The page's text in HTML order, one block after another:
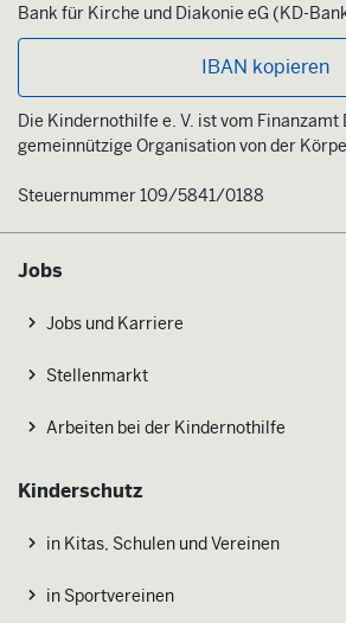
Bank für Kirche und Diakonie eG (KD-
IBAN kopieren
Die Kindernothilfe e. V. ist vom Finanzamt
gemeinnützige Organisation von der
Steuernummer 109/5841/0188
Jobs
Jobs und Karriere
Stellenmarkt
Arbeiten bei der Kindernothilfe
Kinderschutz
in Kitas, Schulen und Vereinen
in Sportvereinen